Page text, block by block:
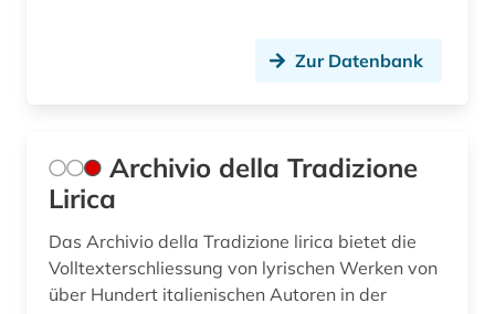
geschichte 1606-1935 (1)
geschichte 1694-1935 (1)
geschichte 1741 - 1927 (1)
geschichte 1751-1772 (1)
Zur Datenbank
Archivio della Tradizione
Lirica
Das Archivio della Tradizione lirica bietet die
Volltexterschliessung von lyrischen Werken von
über Hundert italienischen Autoren in der